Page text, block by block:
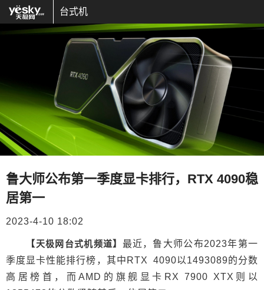
台式机
鲁大师公布第一季度显卡排行，RTX 4090稳
居第一
2023-4-10 18:02
【天极网台式机频道】 最近，鲁大师公布2023年第一
季度显卡性能排行榜，其中RTX 4090以1493089的分数
高居榜首，而AMD的旗舰显卡RX 7900 XTX则以